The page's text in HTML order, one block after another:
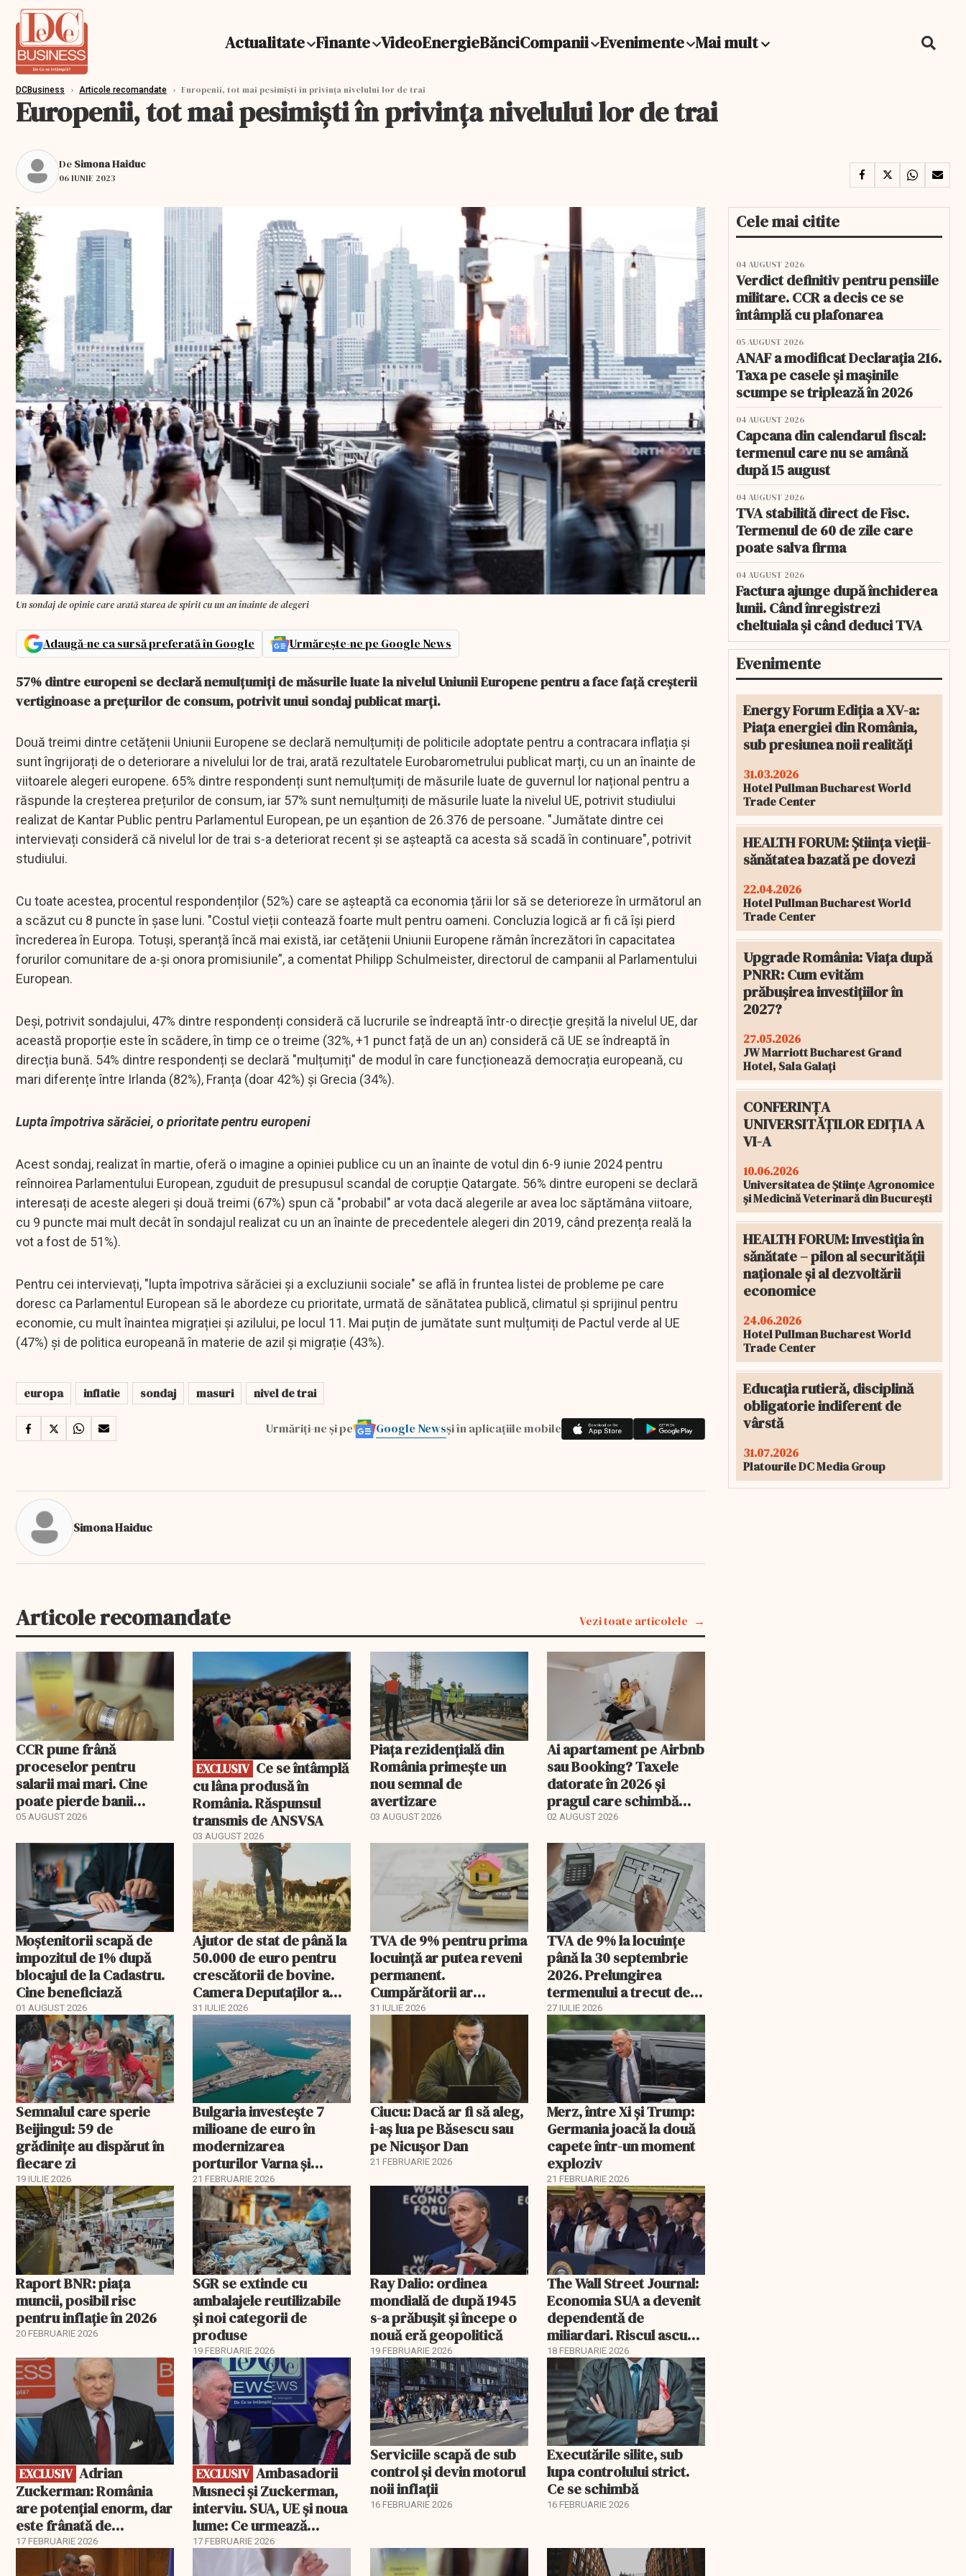
Actualitate Finante VideoEnergieBănciCompanii Evenimente Mai mult
DCBusiness › Articole recomandate › Europenii, tot mai pesimiști în privința nivelului lor de trai
Europenii, tot mai pesimiști în privința nivelului lor de trai
De Simona Haiduc
06 IUNIE 2023
Un sondaj de opinie care arată starea de spirit cu un an înainte de alegeri
Adaugă-ne ca sursă preferată în Google Urmărește-ne pe Google News
57% dintre europeni se declară nemulțumiți de măsurile luate la nivelul Uniunii Europene pentru a face față creșterii
vertiginoase a prețurilor de consum, potrivit unui sondaj publicat marți.
Două treimi dintre cetățenii Uniunii Europene se declară nemulțumiți de politicile adoptate pentru a contracara inflația și
sunt îngrijorați de o deteriorare a nivelului lor de trai, arată rezultatele Eurobarometrului publicat marți, cu un an înainte de
viitoarele alegeri europene. 65% dintre respondenți sunt nemulțumiți de măsurile luate de guvernul lor național pentru a
răspunde la creșterea prețurilor de consum, iar 57% sunt nemulțumiți de măsurile luate la nivelul UE, potrivit studiului
realizat de Kantar Public pentru Parlamentul European, pe un eșantion de 26.376 de persoane. "Jumătate dintre cei
intervievați consideră că nivelul lor de trai s-a deteriorat recent și se așteaptă ca acesta să scadă în continuare", potrivit
studiului.
Cu toate acestea, procentul respondenților (52%) care se așteaptă ca economia țării lor să se deterioreze în următorul an
a scăzut cu 8 puncte în șase luni. "Costul vieții contează foarte mult pentru oameni. Concluzia logică ar fi că își pierd
încrederea în Europa. Totuși, speranță încă mai există, iar cetățenii Uniunii Europene rămân încrezători în capacitatea
forurilor comunitare de a-și onora promisiunile”, a comentat Philipp Schulmeister, directorul de campanii al Parlamentului
European.
Deși, potrivit sondajului, 47% dintre respondenți consideră că lucrurile se îndreaptă într-o direcție greșită la nivelul UE, dar
această proporție este în scădere, în timp ce o treime (32%, +1 punct față de un an) consideră că UE se îndreaptă în
direcția bună. 54% dintre respondenți se declară "mulțumiți" de modul în care funcționează democrația europeană, cu
mari diferențe între Irlanda (82%), Franța (doar 42%) și Grecia (34%).
Lupta împotriva sărăciei, o prioritate pentru europeni
Acest sondaj, realizat în martie, oferă o imagine a opiniei publice cu un an înainte de votul din 6-9 iunie 2024 pentru
reînnoirea Parlamentului European, zguduit de presupusul scandal de corupție Qatargate. 56% dintre europeni se declară
interesați de aceste alegeri și două treimi (67%) spun că "probabil" ar vota dacă alegerile ar avea loc săptămâna viitoare,
cu 9 puncte mai mult decât în sondajul realizat cu un an înainte de precedentele alegeri din 2019, când prezența reală la
vot a fost de 51%).
Pentru cei intervievați, "lupta împotriva sărăciei și a excluziunii sociale" se află în fruntea listei de probleme pe care
doresc ca Parlamentul European să le abordeze cu prioritate, urmată de sănătatea publică, climatul și sprijinul pentru
economie, cu mult înaintea migrației și azilului, pe locul 11. Mai puțin de jumătate sunt mulțumiți de Pactul verde al UE
(47%) și de politica europeană în materie de azil și migrație (43%).
europa inflatie sondaj masuri nivel de trai
Urmăriți-ne și pe Google Newsși în aplicațiile mobile
Simona Haiduc
Articole recomandate Vezi toate articolele
CCR pune frână
proceselor pentru
salarii mai mari. Cine
poate pierde banii
ceruți statului
05 AUGUST 2026
EXCLUSIV
EXCLUSIV
cu lâna produsă în
România. Răspunsul
transmis de ANSVSA
03 AUGUST 2026
Piața rezidențială din
România primește un
nou semnal de
avertizare
03 AUGUST 2026
Ai apartament pe Airbnb
sau Booking? Taxele
datorate în 2026 și
pragul care schimbă
regimul fiscal
02 AUGUST 2026
Moștenitorii scapă de
impozitul de 1% după
blocajul de la Cadastru.
Cine beneficiază
01 AUGUST 2026
Ajutor de stat de până la
50.000 de euro pentru
crescătorii de bovine.
Camera Deputaților a
aprobat schema
31 IULIE 2026
TVA de 9% pentru prima
locuință ar putea reveni
permanent.
Cumpărătorii ar
economisi zeci de mii de
31 IULIE 2026
TVA de 9% la locuințe
până la 30 septembrie
2026. Prelungirea
termenului a trecut de
comisia din Parlament
27 IULIE 2026
Semnalul care sperie
Beijingul: 59 de
grădinițe au dispărut în
fiecare zi
19 IULIE 2026
Bulgaria investește 7
milioane de euro în
modernizarea
porturilor Varna și
Burgas
21 FEBRUARIE 2026
Ciucu: Dacă ar fi să aleg,
i-aș lua pe Băsescu sau
pe Nicușor Dan
21 FEBRUARIE 2026
Merz, între Xi și Trump:
Germania joacă la două
capete într-un moment
exploziv
21 FEBRUARIE 2026
Raport BNR: piața
muncii, posibil risc
pentru inflație în 2026
20 FEBRUARIE 2026
SGR se extinde cu
ambalajele reutilizabile
și noi categorii de
produse
19 FEBRUARIE 2026
Ray Dalio: ordinea
mondială de după 1945
s-a prăbușit și începe o
nouă eră geopolitică
19 FEBRUARIE 2026
The Wall Street Journal:
Economia SUA a devenit
dependentă de
miliardari. Riscul ascuns
pentru burse și consum
18 FEBRUARIE 2026
EXCLUSIV
EXCLUSIV
Zuckerman: România
are potențial enorm, dar
este frânată de
corupție, companii de
stat și influența
17 FEBRUARIE 2026
EXCLUSIV
EXCLUSIV Ambasadorii
Musneci și Zuckerman,
interviu. SUA, UE și noua
lume: Ce urmează
pentru România
17 FEBRUARIE 2026
Serviciile scapă de sub
control și devin motorul
noii inflații
16 FEBRUARIE 2026
Executările silite, sub
lupa controlului strict.
Ce se schimbă
16 FEBRUARIE 2026
Cele mai citite
04 AUGUST 2026
Verdict definitiv pentru pensiile
militare. CCR a decis ce se
întâmplă cu plafonarea
05 AUGUST 2026
ANAF a modificat Declarația 216.
Taxa pe casele și mașinile
scumpe se triplează în 2026
04 AUGUST 2026
Capcana din calendarul fiscal:
termenul care nu se amână
după 15 august
04 AUGUST 2026
TVA stabilită direct de Fisc.
Termenul de 60 de zile care
poate salva firma
04 AUGUST 2026
Factura ajunge după închiderea
lunii. Când înregistrezi
cheltuiala și când deduci TVA
Evenimente
Energy Forum Ediția a XV-a:
Piața energiei din România,
sub presiunea noii realități
31.03.2026
Hotel Pullman Bucharest World
Trade Center
HEALTH FORUM: Știința vieții-
sănătatea bazată pe dovezi
22.04.2026
Hotel Pullman Bucharest World
Trade Center
Upgrade România: Viața după
PNRR: Cum evităm
prăbușirea investițiilor în
2027?
27.05.2026
JW Marriott Bucharest Grand
Hotel, Sala Galați
CONFERINȚA
UNIVERSITĂȚILOR EDIȚIA A
VI-A
10.06.2026
Universitatea de Științe Agronomice
și Medicină Veterinară din București
HEALTH FORUM: Investiția în
sănătate – pilon al securității
naționale și al dezvoltării
economice
24.06.2026
Hotel Pullman Bucharest World
Trade Center
Educația rutieră, disciplină
obligatorie indiferent de
vârstă
31.07.2026
Platourile DC Media Group